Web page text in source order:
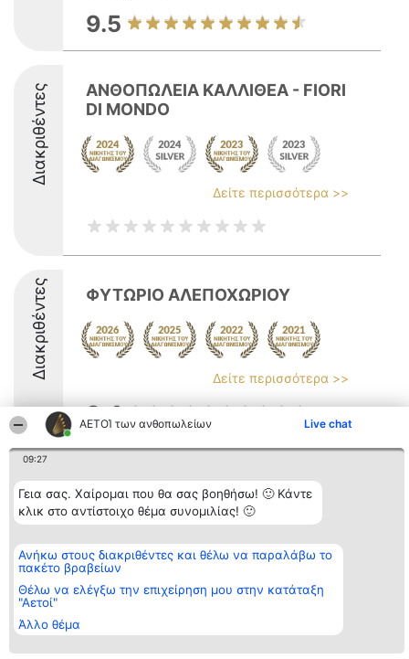
ΑΕΤΟΊ των ανθοπωλείων Live chat
09:27
Γεια σας. Χαίρομαι που θα σας βοηθήσω! 🙂 Κάντε
κλικ στο αντίστοιχο θέμα συνομιλίας! 🙂
Ανήκω στους διακριθέντες και θέλω να παραλάβω το
πακέτο βραβείων
Θέλω να ελέγξω την επιχείρηση μου στην κατάταξη
"Αετοί"
Άλλο θέμα
9.5
Διακριθέντες
ΑΝΘΟΠΩΛΕΙΑ ΚΑΛΛΙΘΕΑ - FIORI
DI MONDO
Δείτε περισσότερα >>
Διακριθέντες ΦΥΤΩΡΙΟ ΑΛΕΠΟΧΩΡΙΟΥ
Δείτε περισσότερα >>
8.4
Διοργανωτής της
κατάταξης
BEAUTIFUL COMPANY
Μονοπρόσωπη ΙΚΕ
2104128019
email:
aetoi@beautifulcompany.co
Κατάταξη
Διακριθέντες
Λίστα όλων
των
Μεθοδολογία
Όροι &
ΠΟΛΙΤΙΚΗ
ΑΠΟΡΡΗΤΟΥ
Επικοινωνία
Επικοινωνία